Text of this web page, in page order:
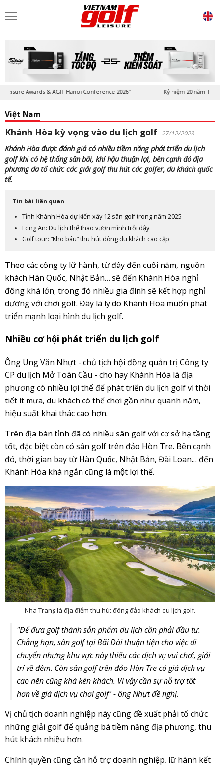
Awards & AGIF Hanoi Conference 2026" Kỷ niệm 20 năm Tạp chí
Việt Nam
Khánh Hòa kỳ vọng vào du lịch golf 27/12/2023
Khánh Hòa được đánh giá có nhiều tiềm năng phát triển du lịch
golf khi có hệ thống sân bãi, khí hậu thuận lợi, bên cạnh đó địa
phương đã tổ chức các giải golf thu hút các golfer, du khách quốc
tế.
Tin bài liên quan
Tỉnh Khánh Hòa dự kiến xây 12 sân golf trong năm 2025
Long An: Du lịch thể thao vươn mình trỗi dậy
Golf tour: “Kho báu” thu hút dòng du khách cao cấp
Theo các công ty lữ hành, từ đây đến cuối năm, nguồn
khách Hàn Quốc, Nhật Bản… sẽ đến Khánh Hòa nghỉ
đông khá lớn, trong đó nhiều gia đình sẽ kết hợp nghỉ
dưỡng với chơi golf. Đây là lý do Khánh Hòa muốn phát
triển mạnh loại hình du lịch golf.
Nhiều cơ hội phát triển du lịch golf
Ông Ung Văn Nhựt - chủ tịch hội đồng quản trị Công ty
CP du lịch Mở Toàn Cầu - cho hay Khánh Hòa là địa
phương có nhiều lợi thế để phát triển du lịch golf vì thời
tiết ít mưa, du khách có thể chơi gần như quanh năm,
hiệu suất khai thác cao hơn.
Trên địa bàn tỉnh đã có nhiều sân golf với cơ sở hạ tầng
tốt, đặc biệt còn có sân golf trên đảo Hòn Tre. Bên cạnh
đó, thời gian bay từ Hàn Quốc, Nhật Bản, Đài Loan… đến
Khánh Hòa khá ngắn cũng là một lợi thế.
Nha Trang là địa điểm thu hút đông đảo khách du lịch golf.
"Để đưa golf thành sản phẩm du lịch cần phải đầu tư.
Chẳng hạn, sân golf tại Bãi Dài thuận tiện cho việc di
chuyển nhưng khu vực này thiếu các dịch vụ vui chơi, giải
trí về đêm. Còn sân golf trên đảo Hòn Tre có giá dịch vụ
cao nên cũng khá kén khách. Vì vậy cần sự hỗ trợ tốt
hơn về giá dịch vụ chơi golf" - ông Nhựt đề nghị.
Vị chủ tịch doanh nghiệp này cũng đề xuất phải tổ chức
những giải golf để quảng bá tiềm năng địa phương, thu
hút khách nhiều hơn.
Chính quyền cũng cần hỗ trợ doanh nghiệp, lữ hành kết